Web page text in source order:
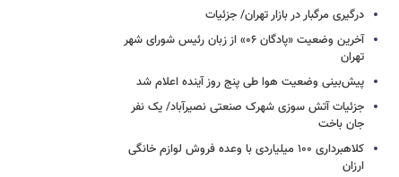
درگیری مرگبار در بازار تهران/ جزئیات
آخرین وضعیت «پادگان ۰۶» از زبان رئیس شورای شهر
تهران
پیش‌بینی وضعیت هوا طی پنج روز آینده اعلام شد
جزئیات آتش سوزی شهرک صنعتی نصیرآباد/ یک نفر
جان باخت
کلاهبرداری ۱۰۰ میلیاردی با وعده فروش لوازم خانگی
ارزان